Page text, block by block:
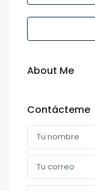
About Me
Contácteme